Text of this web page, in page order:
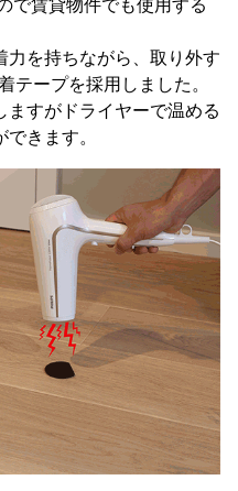
で賃貸物件でも使用する
力を持ちながら、取り外す
テープを採用しました。
ますがドライヤーで温める
きます。